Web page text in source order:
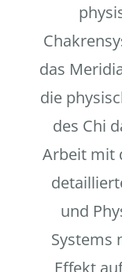
das
die
des Chi
Arbeit mit
und
Systems
Effekt